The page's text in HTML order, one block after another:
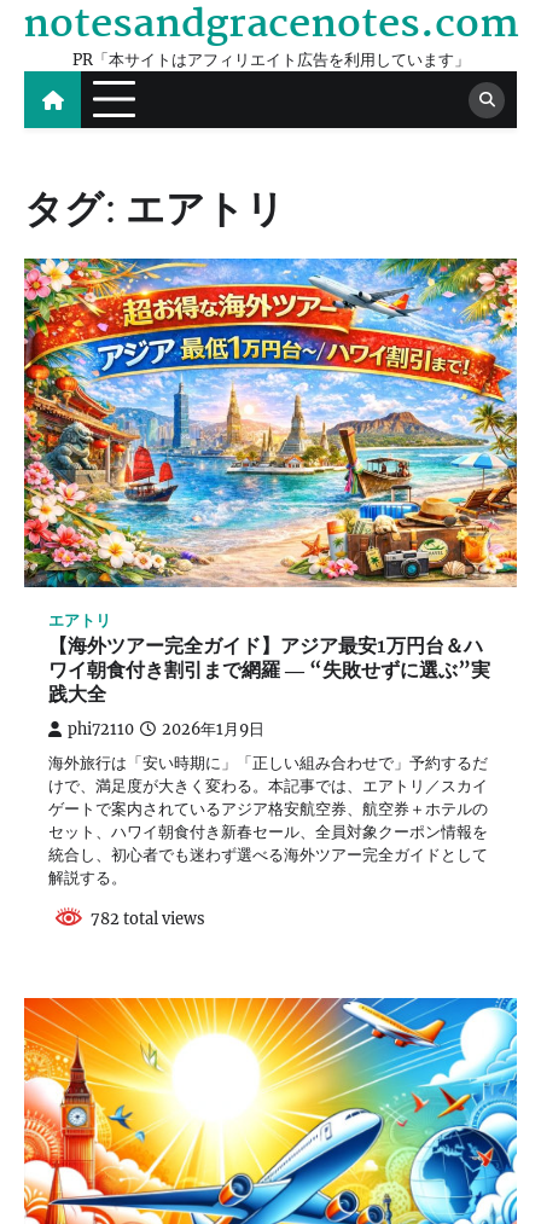
Skip
content
notesandgracenotes.com
PR「本サイトはアフィリエイト広告を利用しています」
タグ: エアトリ
エアトリ
【海外ツアー完全ガイド】アジア最安1万円台＆ハ
ワイ朝食付き割引まで網羅 ― “失敗せずに選ぶ”実
践大全
phi72110 2026年1月9日
海外旅行は「安い時期に」「正しい組み合わせで」予約するだ
けで、満足度が大きく変わる。本記事では、エアトリ／スカイ
ゲートで案内されているアジア格安航空券、航空券＋ホテルの
セット、ハワイ朝食付き新春セール、全員対象クーポン情報を
統合し、初心者でも迷わず選べる海外ツアー完全ガイドとして
解説する。
782 total views